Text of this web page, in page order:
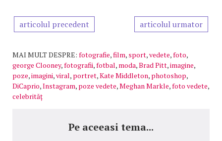
articolul precedent articolul urmator
MAI MULT DESPRE: fotografie,film, sport,vedete,foto,
george Clooney,fotografii,fotbal, moda,Brad Pitt,imagine,
poze,imagini,viral, portret,Kate Middleton, photoshop,
DiCaprio,Instagram, poze vedete,Meghan Markle,foto vedete,
celebrităț
Pe aceeasi tema...